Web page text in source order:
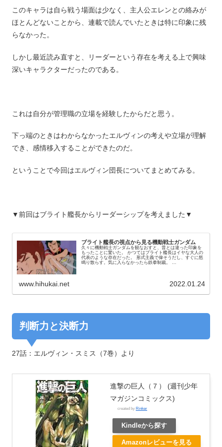
このキャラは自ら戦う場面は少なく、主人公エレンとの絡みが
ほとんどないことから、連載で読んでいたときは特に印象に残
らなかった。
しかし最近読み直すと、リーダーという存在を考える上で興味
深いキャラクターだったのである。
これは自分が管理職の立場を経験したからだと思う。
下っ端のときはわからなかったエルヴィンの考えや立場が理解
でき、感情移入することができたのだ。
ということで今回はエルヴィン団長についてまとめてみる。
▼前回はブライト艦長からリーダーシップを考えました▼
ブライト艦長の視点から見る機動戦士ガンダム
久々に機動戦士ガンダムを観なおすと、昔とは違った印象を
もったことに驚いた。 かつてはブライト艦長はイヤな大人の
代表のような存在だった。 形式主義で偉そうだし、すぐに怒
鳴り散らす。気に入らなかったら鉄拳制裁。 ...
www.hihukai.net 2022.01.24
判断力と決断力
27話：エルヴィン・スミス（7巻）より
進撃の巨人（７） (週刊少年
マガジンコミックス)
created by Rinker
Kindleから探す
Amazonレビューを見る